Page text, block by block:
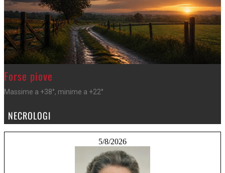
>
Forse piove
Massime a +38°, minime a +22°
NECROLOGI
5/8/2026